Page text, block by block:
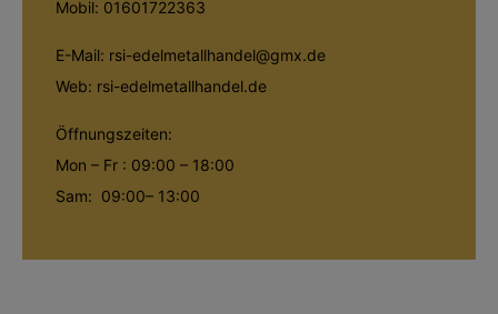
Mobil: 01601722363
E-Mail: rsi-edelmetallhandel@gmx.de
Web: rsi-edelmetallhandel.de
Öffnungszeiten:
Mon – Fr : 09:00 – 18:00
Sam: 09:00– 13:00